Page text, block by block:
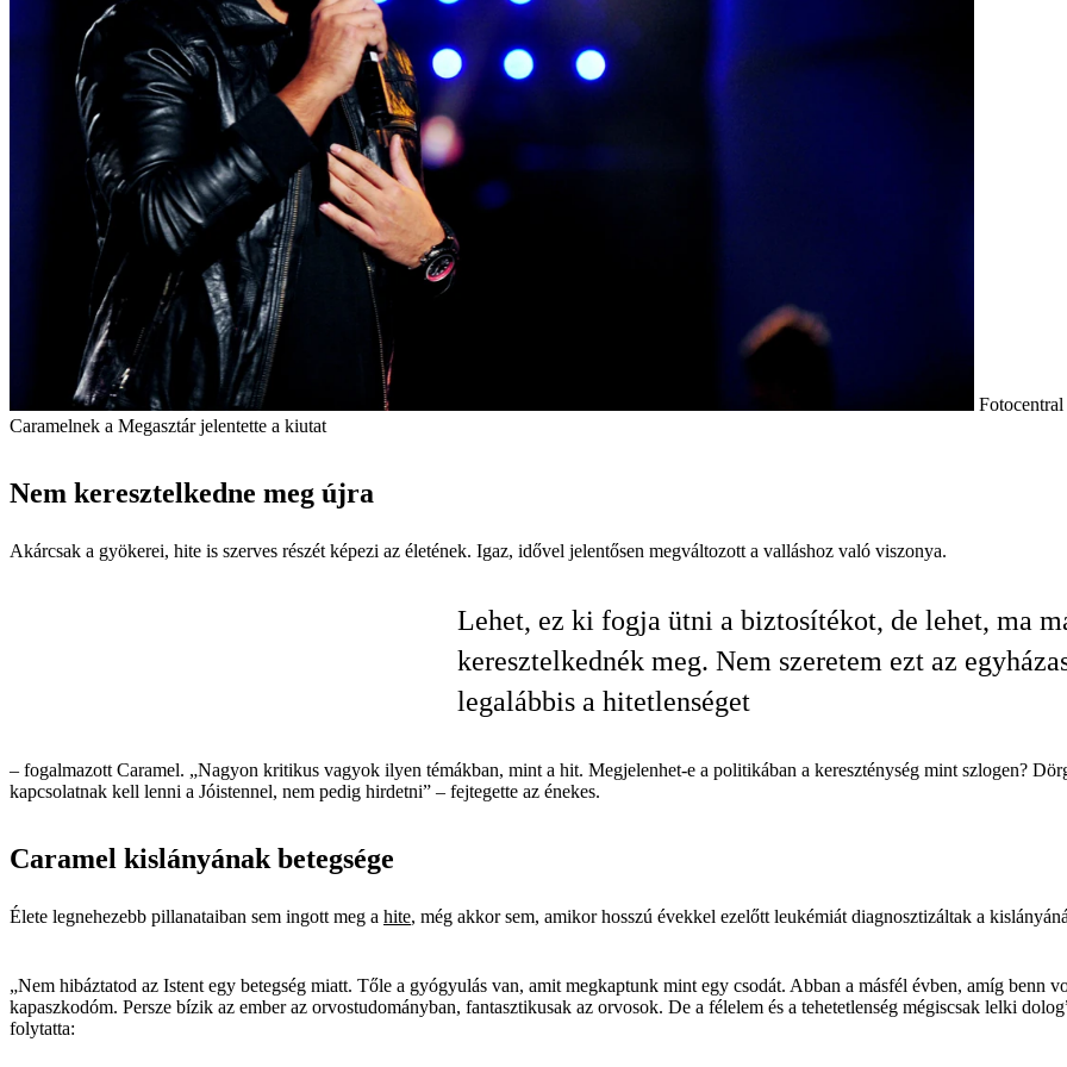
Caramelnek a Megasztár jelentette a kiutat
Nem keresztelkedne meg újra
Akárcsak a gyökerei, hite is szerves részét képezi az életének. Igaz, idővel jelentősen megváltozott a valláshoz való viszonya.
Lehet, ez ki fogja ütni a biztosítékot, de lehet, ma
keresztelkednék meg. Nem szeretem ezt az
legalábbis a hitetlenséget
– fogalmazott Caramel. „Nagyon kritikus vagyok ilyen témákban, mint a hit. Megjelenhet-e a politikában a kereszténység mint szlogen?
kapcsolatnak kell lenni a Jóistennel, nem pedig hirdetni” – fejtegette az énekes.
Caramel kislányának betegsége
Élete legnehezebb pillanataiban sem ingott meg a hite, még akkor sem, amikor hosszú évekkel ezelőtt leukémiát diagnosztizáltak a
„Nem hibáztatod az Istent egy betegség miatt. Tőle a gyógyulás van, amit megkaptunk mint egy csodát. Abban a másfél évben, amíg benn
kapaszkodóm. Persze bízik az ember az orvostudományban, fantasztikusak az orvosok. De a félelem és a tehetetlenség mégiscsak lelki
folytatta: